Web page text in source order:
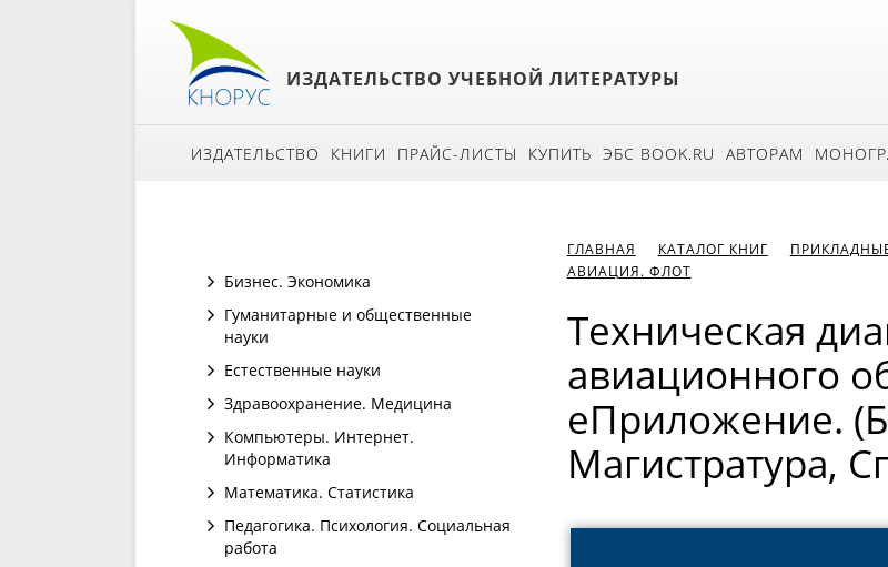
ИЗДАТЕЛЬСТВО УЧЕБНОЙ ЛИТЕРАТУРЫ
ИЗДАТЕЛЬСТВО КНИГИ ПРАЙС-ЛИСТЫ КУПИТЬ ЭБС BOOK.RU АВТОРАМ
Бизнес. Экономика
Гуманитарные и общественные
науки
Естественные науки
Здравоохранение. Медицина
Компьютеры. Интернет.
Информатика
Математика. Статистика
Педагогика. Психология. Социальная
работа
ГЛАВНАЯ КАТАЛОГ КНИГ
АВИАЦИЯ. ФЛОТ
Техническая
авиационного
еПриложение.
Магистратура,